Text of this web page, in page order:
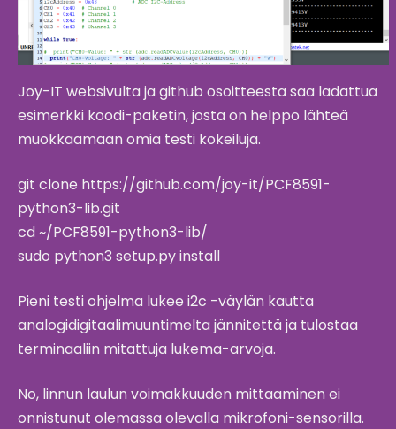
Joy-IT websivulta ja github osoitteesta saa ladattua
esimerkki koodi-paketin, josta on helppo lähteä
muokkaamaan omia testi kokeiluja.
git clone https://github.com/joy-it/PCF8591-
python3-lib.git
cd ~/PCF8591-python3-lib/
sudo python3 setup.py install
Pieni testi ohjelma lukee i2c -väylän kautta
analogidigitaalimuuntimelta jännitettä ja tulostaa
terminaaliin mitattuja lukema-arvoja.
No, linnun laulun voimakkuuden mittaaminen ei
onnistunut olemassa olevalla mikrofoni-sensorilla.